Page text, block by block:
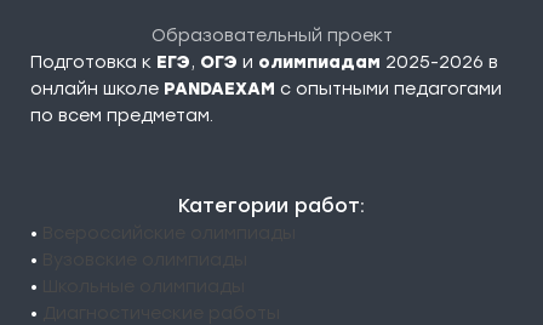
Образовательный проект
Подготовка к ЕГЭ, ОГЭ и олимпиадам 2025-2026 в
онлайн школе PANDAEXAM c опытными педагогами
по всем предметам.
Категории работ:
•
•
•
•